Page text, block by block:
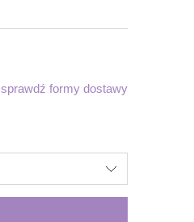
sprawdź formy dostawy